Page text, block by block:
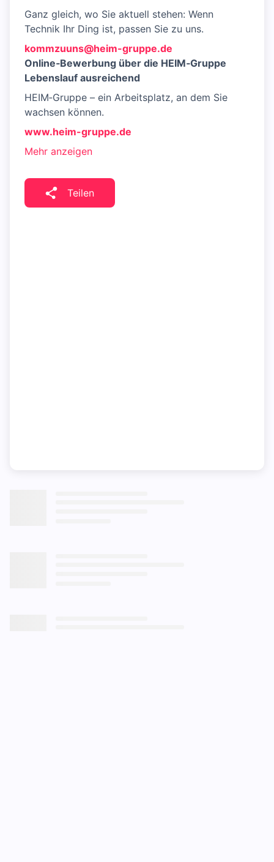
Ganz gleich, wo Sie aktuell stehen: Wenn
Technik Ihr Ding ist, passen Sie zu uns.
kommzuuns@heim-gruppe.de
Online‑Bewerbung über die HEIM‑Gruppe
Lebenslauf ausreichend
HEIM‑Gruppe – ein Arbeitsplatz, an dem Sie
wachsen können.
www.heim-gruppe.de
Mehr anzeigen
Teilen